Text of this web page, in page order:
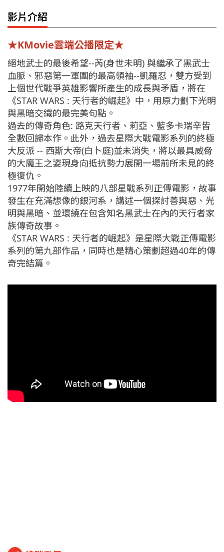
影片介紹
★KMovie雲端公播限定★
絕地武士的最後希望--芮(身世未明) 與繼承了黑武士
血脈、邪惡第一軍團的最高領袖--凱羅忍，雙方受到
上個世代戰爭英雄影響所產生的成長與矛盾，將在
《STAR WARS : 天行者的崛起》中，用原力劃下光明
與黑暗交織的最完美句點。
過去的傳奇角色: 路克天行者、莉亞、藍多卡瑞辛皆
全數回歸本作。此外，過去星際大戰電影系列的終極
大反派 -- 西斯大帝(白卜庭)並未消失，將以最具威脅
的大魔王之姿現身向抵抗勢力展開一場前所未見的終
極復仇。
1977年開始陸續上映的八部星戰系列正傳電影，故事
發生在充滿想像的銀河系，講述一個探討善與惡、光
明與黑暗、並環繞在包含知名黑武士在內的天行者家
族傳奇故事。
《STAR WARS : 天行者的崛起》是星際大戰正傳電影
系列的第九部作品，同時也是精心策劃超過40年的傳
奇完結篇。